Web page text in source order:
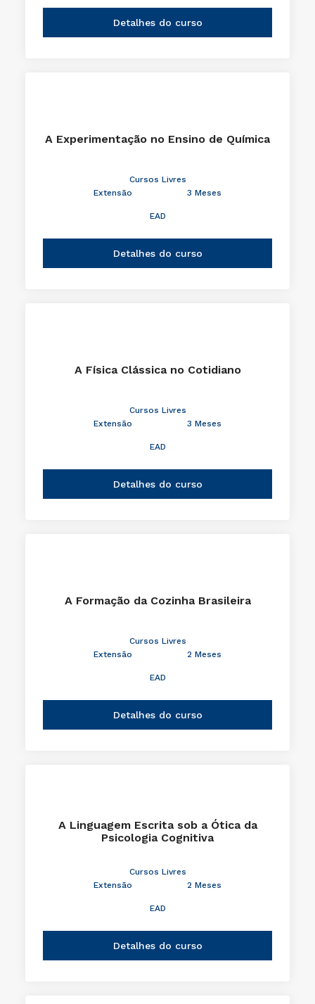
Detalhes do curso
A Experimentação no Ensino de Química
Cursos Livres
Extensão
3 Meses
EAD
Detalhes do curso
A Física Clássica no Cotidiano
Cursos Livres
Extensão
3 Meses
EAD
Detalhes do curso
A Formação da Cozinha Brasileira
Cursos Livres
Extensão
2 Meses
EAD
Detalhes do curso
A Linguagem Escrita sob a Ótica da
Psicologia Cognitiva
Cursos Livres
Extensão
2 Meses
EAD
Detalhes do curso